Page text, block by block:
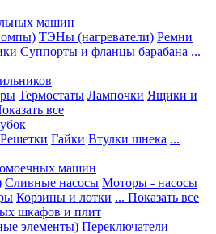
машин
ТЭНы (нагреватели) Ремни
Суппорты и фланцы барабана ...
Термостаты Лампочки Ящики и
все
Решетки Гайки Втулки шнека ...
машин
Сливные насосы Моторы - насосы
Корзины и лотки ... Показать все
шкафов и плит
элементы) Переключатели